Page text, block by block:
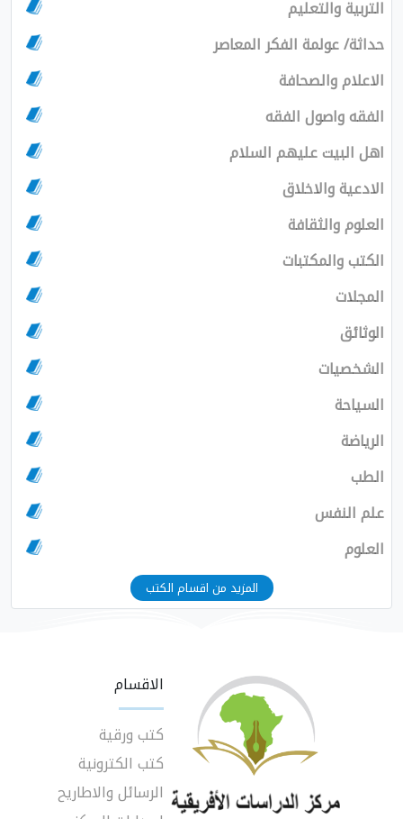
التربية والتعليم
حداثة/ عولمة الفكر المعاصر
الاعلام والصحافة
الفقه واصول الفقه
اهل البيت عليهم السلام
الادعية والاخلاق
العلوم والثقافة
الكتب والمكتبات
المجلات
الوثائق
الشخصيات
السياحة
الرياضة
الطب
علم النفس
العلوم
المزيد من اقسام الكتب
الاقسام
كتب ورقية
كتب الكترونية
الرسائل والاطاريح